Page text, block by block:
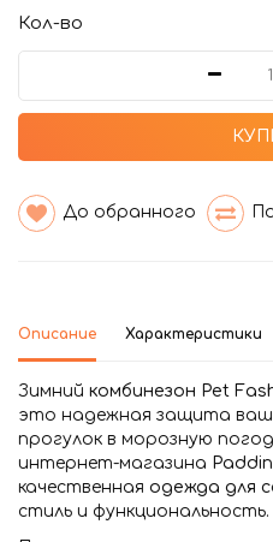
Кол-во
До обранного
Описание Характеристики
Зимний комбинезон Pet
это надежная защита
прогулок в морозную
интернет-магазина
качественная одежда для
стиль и функциональность.